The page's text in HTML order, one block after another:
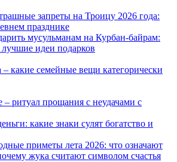
запреты на Троицу 2026 года:
празднике
мусульманам на Курбан-байрам:
идеи подарков
– какие семейные вещи категорически
– ритуал прощания с неудачами с
какие знаки сулят богатство и
приметы лета 2026: что означают
жука считают символом счастья